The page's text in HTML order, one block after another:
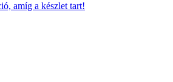
amíg a készlet tart!